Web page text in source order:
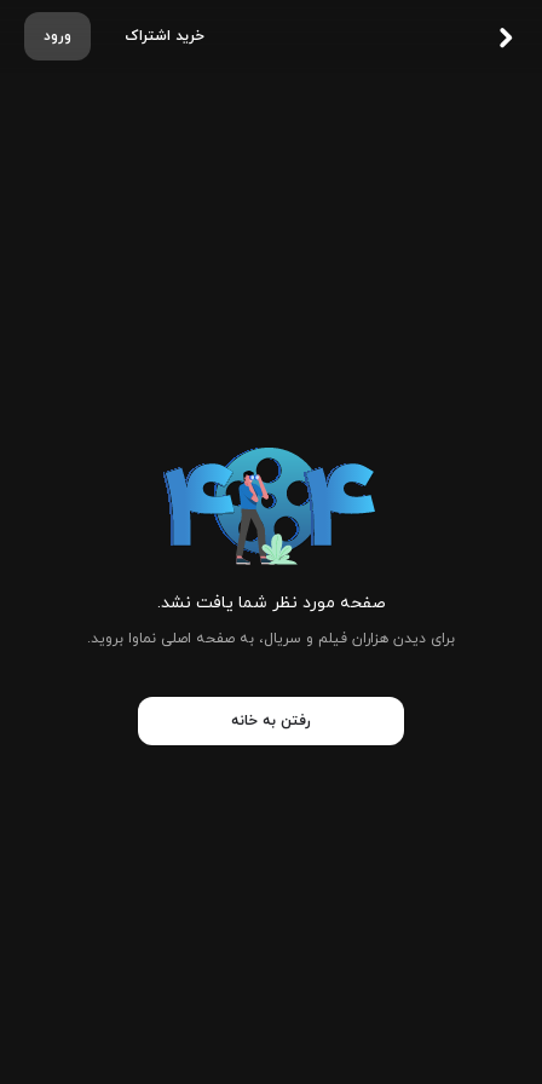
ورود خرید اشتراک
صفحه مورد نظر شما یافت نشد.
برای دیدن هزاران فیلم و سریال، به صفحه اصلی نماوا بروید.
رفتن به خانه